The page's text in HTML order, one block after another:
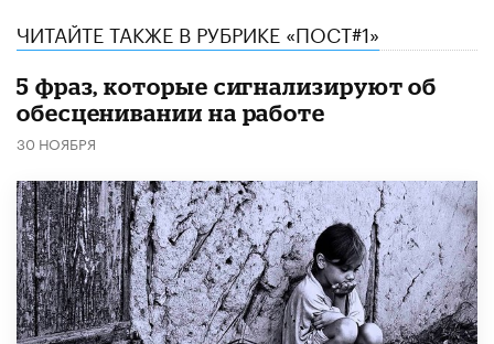
ЧИТАЙТЕ ТАКЖЕ В РУБРИКЕ «ПОСТ#1»
5 фраз, которые сигнализируют об
обесценивании на работе
30 НОЯБРЯ